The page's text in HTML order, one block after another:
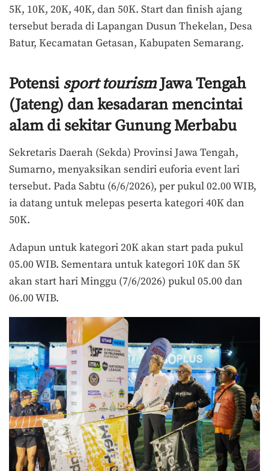
5K, 10K, 20K, 40K, dan 50K. Start dan finish ajang
tersebut berada di Lapangan Dusun Thekelan, Desa
Batur, Kecamatan Getasan, Kabupaten Semarang.
Potensi sport tourismJawa Tengah
(Jateng) dan kesadaran mencintai
alam di sekitar Gunung Merbabu
Sekretaris Daerah (Sekda) Provinsi Jawa Tengah,
Sumarno, menyaksikan sendiri euforia event lari
tersebut. Pada Sabtu (6/6/2026), per pukul 02.00 WIB,
ia datang untuk melepas peserta kategori 40K dan
50K.
Adapun untuk kategori 20K akan start pada pukul
05.00 WIB. Sementara untuk kategori 10K dan 5K
akan start hari Minggu (7/6/2026) pukul 05.00 dan
06.00 WIB.